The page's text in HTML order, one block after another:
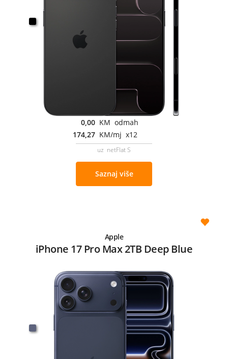
0,00 KM odmah
174,27 KM/mj x12
uz netFlat S
Saznaj više
Apple
iPhone 17 Pro Max 2TB Deep Blue